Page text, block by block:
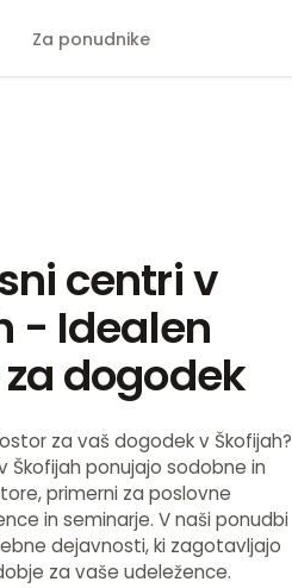
Za ponudnike
centri v
- Idealen
dogodek
za vaš dogodek v Škofijah?
Škofijah ponujajo sodobne in
primerni za poslovne
in seminarje. V naši ponudbi
dejavnosti, ki zagotavljajo
za vaše udeležence.